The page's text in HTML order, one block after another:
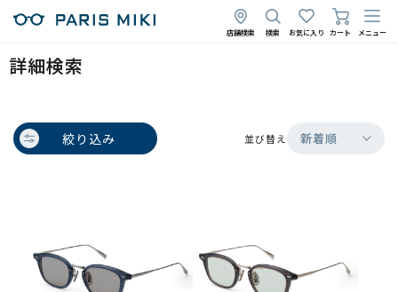
店舗検索 検索 お気に入り カート メニュー
詳細検索
絞り込み 並び替え 新着順